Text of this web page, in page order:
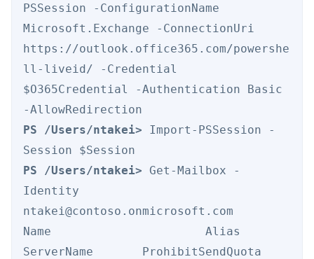
PSSession -ConfigurationName
Microsoft.Exchange -ConnectionUri
https://outlook.office365.com/powershe
ll-liveid/ -Credential
$O365Credential -Authentication Basic
PS /Users/ntakei> Import-PSSession -
PS /Users/ntakei> Get-Mailbox -
Identity
ntakei@contoso.onmicrosoft.com
Name                      Alias
ServerName       ProhibitSendQuota